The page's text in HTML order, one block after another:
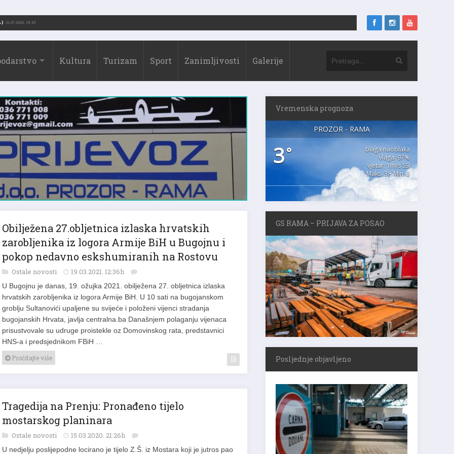
(1973.-2026.)
Kultura Turizam Sport Zanimljivosti Galerije
Obilježena 27.obljetnica izlaska hrvatskih
zarobljenika iz logora Armije BiH u Bugojnu i
pokop nedavno eskshumiranih na Rostovu
Ostale novosti 19.03.2021. 12:36h
U Bugojnu je danas, 19. ožujka 2021. obilježena 27. obljetnica izlaska
hrvatskih zarobljenika iz logora Armije BiH. U 10 sati na bugojanskom
groblju Sultanovići upaljene su svijeće i položeni vijenci stradanja
bugojanskih Hrvata, javlja centralna.ba Današnjem polaganju vijenaca
prisustvovale su udruge proistekle oz Domovinskog rata, predstavnici
HNS-a i predsjednikom FBiH …
Pročitajte više
Tragedija na Prenju: Pronađeno tijelo
mostarskog planinara
Ostale novosti 15.03.2020. 21:26h
U nedjelju poslijepodne locirano je tijelo Z.Š. iz Mostara koji je jutros pao
Vremenska prognoza
PROZOR - RAMA
3°
blaga naoblaka
vlaga: 97%
vjetar: 1m/s SSI
Maks. 3 • Min. 3
GS RAMA – PRIJAVA ZA POSAO
Posljednje objavljeno